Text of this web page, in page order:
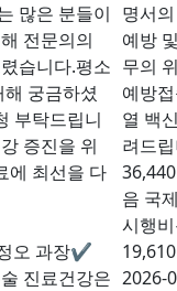
많은 분들이
전문의의
습니다.평소
궁금하셨
부탁드립니
증진을 위
에 최선을 다
오 과장✔
진료건강은
명서
예방
무의
예방
열 백
려드
음 국
시행
2026-